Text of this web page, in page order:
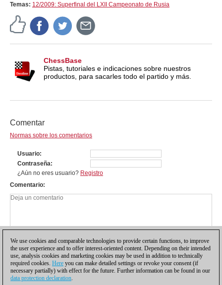
Temas: 12/2009: Superfinal del LXII Campeonato de Rusia
ChessBase
Pistas, tutoriales e indicaciones sobre nuestros
productos, para sacarles todo el partido y más.
Comentar
Normas sobre los comentarios
Usuario
Contraseña
¿Aún no eres usuario? Registro
Comentario
We use cookies and comparable technologies to provide certain functions, to improve
the user experience and to offer interest-oriented content. Depending on their intended
use, analysis cookies and marketing cookies may be used in addition to technically
required cookies. Here you can make detailed settings or revoke your consent (if
necessary partially) with effect for the future. Further information can be found in our
data protection declaration.